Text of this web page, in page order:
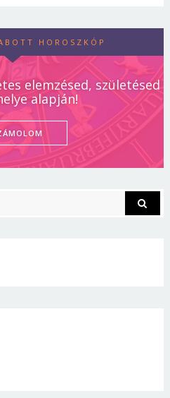
HOROSZKÓP
elemzésed, születésed
alapján!